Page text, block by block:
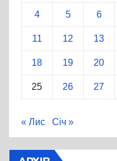
4 5 6
11 12 13
18 19 20
25 26 27
« Лис Січ »